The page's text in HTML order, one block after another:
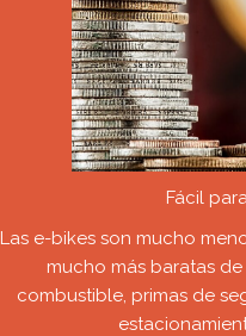
Fácil
Las e-bikes son mucho
mucho más baratas
combustible, primas de